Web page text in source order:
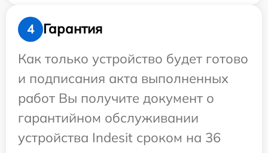
4
Гарантия
Как только устройство будет готово
и подписания акта выполненных
работ Вы получите документ о
гарантийном обслуживании
устройства Indesit сроком на 36